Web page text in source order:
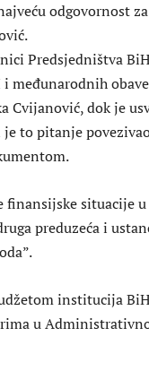
odgovornost
Predsjedništva
Cvijanović, dok je
to pitanje
finansijske situacije
preduzeća i
institucija
u